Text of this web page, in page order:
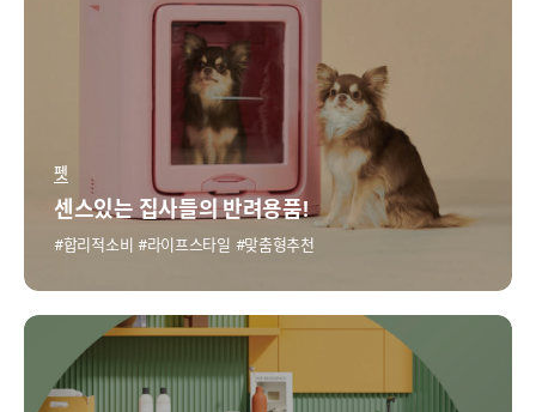
펫
센스있는 집사들의 반려용품!
합리적소비 라이프스타일 맞춤형추천